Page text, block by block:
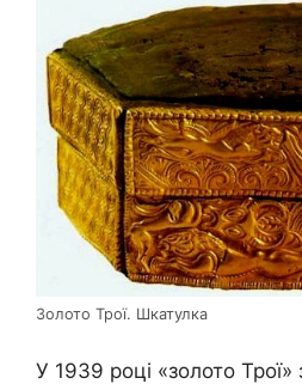
Золото Трої. Шкатулка
У 1939 році «золото Трої»